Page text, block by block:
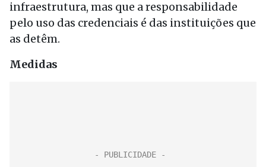
infraestrutura, mas que a responsabilidade
pelo uso das credenciais é das instituições que
as detêm.
Medidas